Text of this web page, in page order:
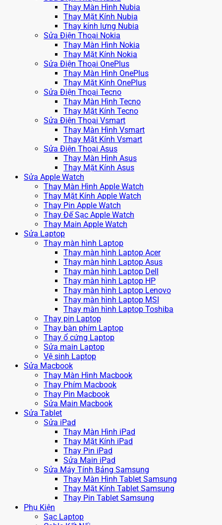
Thay Màn Hình Nubia
Thay Mặt Kính Nubia
Thay kính lưng Nubia
Sửa Điện Thoại Nokia
Thay Màn Hình Nokia
Thay Mặt Kính Nokia
Sửa Điện Thoại OnePlus
Thay Màn Hình OnePlus
Thay Mặt Kính OnePlus
Sửa Điện Thoại Tecno
Thay Màn Hình Tecno
Thay Mặt Kính Tecno
Sửa Điện Thoại Vsmart
Thay Màn Hình Vsmart
Thay Mặt Kính Vsmart
Sửa Điện Thoại Asus
Thay Màn Hình Asus
Thay Mặt Kính Asus
Sửa Apple Watch
Thay Màn Hình Apple Watch
Thay Mặt Kính Apple Watch
Thay Pin Apple Watch
Thay Đế Sạc Apple Watch
Thay Main Apple Watch
Sửa Laptop
Thay màn hình Laptop
Thay màn hình Laptop Acer
Thay màn hình Laptop Asus
Thay màn hình Laptop Dell
Thay màn hình Laptop HP
Thay màn hình Laptop Lenovo
Thay màn hình Laptop MSI
Thay màn hình Laptop Toshiba
Thay pin Laptop
Thay bàn phím Laptop
Thay ổ cứng Laptop
Sửa main Laptop
Vệ sinh Laptop
Sửa Macbook
Thay Màn Hình Macbook
Thay Phím Macbook
Thay Pin Macbook
Sửa Main Macbook
Sửa Tablet
Sửa iPad
Thay Màn Hình iPad
Thay Mặt Kính iPad
Thay Pin iPad
Sửa Main iPad
Sửa Máy Tính Bảng Samsung
Thay Màn Hình Tablet Samsung
Thay Mặt Kính Tablet Samsung
Thay Pin Tablet Samsung
Phụ Kiện
Sạc Laptop